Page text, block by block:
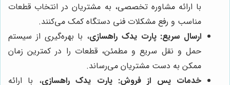
با ارائه مشاوره تخصصی، به مشتریان در انتخاب قطعات
مناسب و رفع مشکلات فنی دستگاه کمک می‌کنند.
ارسال سریع: پارت یدک راهسازی، با بهره‌گیری از سیستم
حمل و نقل سریع و مطمئن، قطعات را در کمترین زمان
ممکن به دست مشتریان می‌رساند.
خدمات پس از فروش: پارت یدک راهسازی، با ارائه